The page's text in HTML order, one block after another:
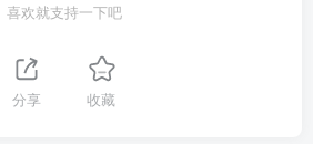
喜欢就支持一下吧
分享 收藏